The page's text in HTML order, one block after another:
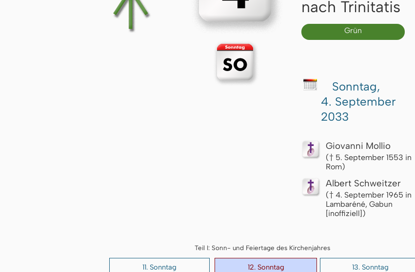
nach Trinitatis
Grün
Sonntag,
4. September
2033
Giovanni Mollio
(† 5. September 1553 in
Rom)
Albert Schweitzer
(† 4. September 1965 in
Lambaréné, Gabun
[inoffiziell])
Teil I: Sonn- und Feiertage des Kirchenjahres
11. Sonntag
12. Sonntag
13. Sonntag